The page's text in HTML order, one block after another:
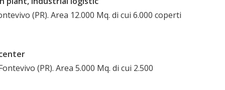
(PR). Area 12.000 Mq. di cui 6.000 coperti
(PR). Area 5.000 Mq. di cui 2.500